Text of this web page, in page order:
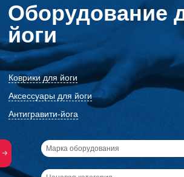
Оборудование
йоги
Коврики для йоги
Аксессуары для йоги
Антигравити-йога
Марка оборудования